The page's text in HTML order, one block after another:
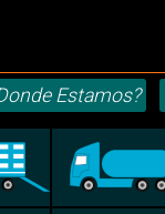
Estamos?